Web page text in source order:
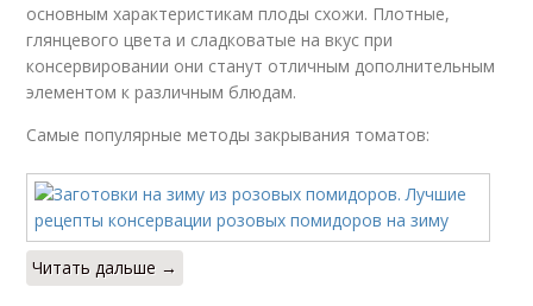
основным характеристикам плоды схожи. Плотные,
глянцевого цвета и сладковатые на вкус при
консервировании они станут отличным дополнительным
элементом к различным блюдам.
Самые популярные методы закрывания томатов:
Читать дальше →